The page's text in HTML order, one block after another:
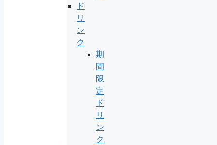
ド
リ
ン
ク
期
間
限
定
ド
リ
ン
ク